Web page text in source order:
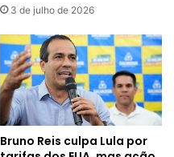
3 de julho de 2026
Bruno Reis culpa Lula por